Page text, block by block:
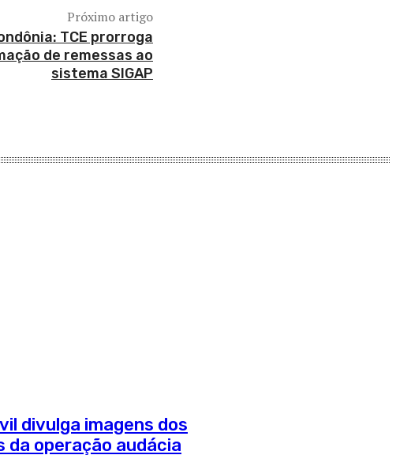
Próximo artigo
TCE prorroga
de remessas ao
sistema SIGAP
divulga imagens dos
da operação audácia